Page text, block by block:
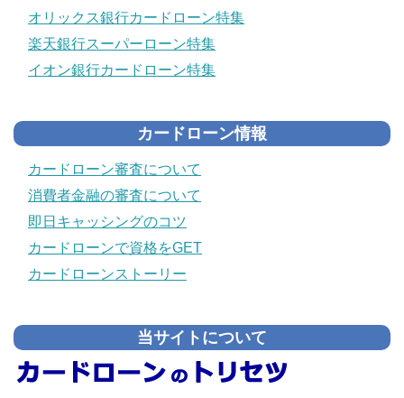
オリックス銀行カードローン特集
楽天銀行スーパーローン特集
イオン銀行カードローン特集
カードローン情報
カードローン審査について
消費者金融の審査について
即日キャッシングのコツ
カードローンで資格をGET
カードローンストーリー
当サイトについて